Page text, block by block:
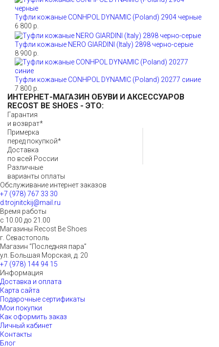
Туфли кожаные CONHPOL DYNAMIC (Poland) 2904 черные
6 800 р.
Туфли кожаные NERO GIARDINI (Italy) 2898 черно-серые
8 900 р.
Туфли кожаные CONHPOL DYNAMIC (Poland) 20277 синие
7 800 р.
ИНТЕРНЕТ-МАГАЗИН ОБУВИ И АКСЕССУАРОВ
RECOST BE SHOES - ЭТО:
Гарантия
и возврат*
Примерка
перед покупкой*
Доставка
по всей России
Различные
варианты оплаты
Обслуживание интернет заказов
+7 (978) 767 33 30
d.trojnitckij@mail.ru
Время работы
с 10.00 до 21.00
Магазины Recost Be Shoes
г. Севастополь
Магазин “Последняя пара”
ул. Большая Морская, д. 20
+7 (978) 144 94 15
Информация
Доставка и оплата
Карта сайта
Подарочные сертификаты
Мои покупки
Как оформить заказ
Личный кабинет
Контакты
Блог